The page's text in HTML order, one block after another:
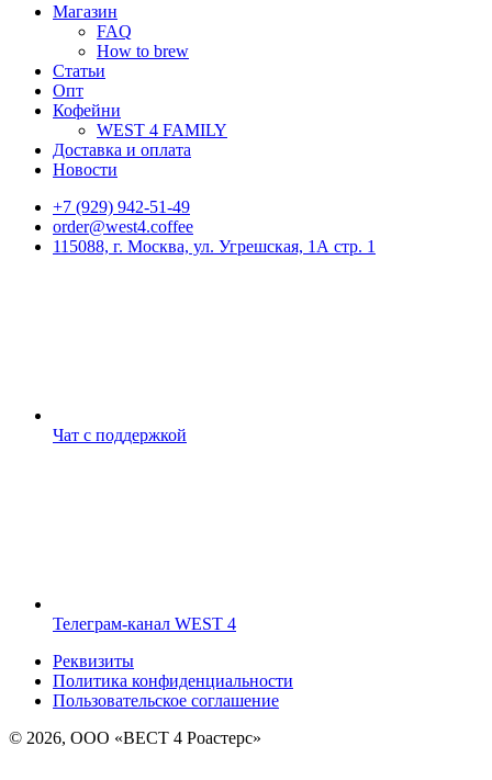
Магазин
FAQ
How to brew
Статьи
Опт
Кофейни
WEST 4 FAMILY
Доставка и оплата
Новости
+7 (929) 942-51-49
order@west4.coffee
115088, г. Москва, ул. Угрешская, 1А стр. 1
Чат с поддержкой
Телеграм-канал WEST 4
Реквизиты
Политика конфиденциальности
Пользовательское соглашение
© 2026, ООО «ВЕСТ 4 Роастерс»